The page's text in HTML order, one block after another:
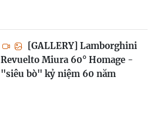
[GALLERY] Lamborghini
Revuelto Miura 60° Homage -
"siêu bò" kỷ niệm 60 năm